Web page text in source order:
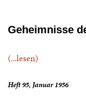
Geheimnisse
(...lesen)
Heft 95, Januar 1956